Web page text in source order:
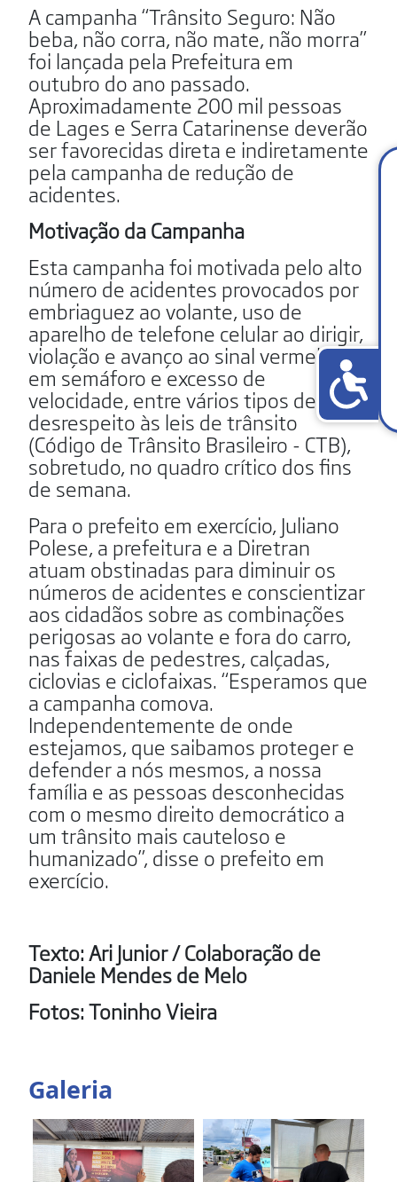
A campanha “Trânsito Seguro: Não
beba, não corra, não mate, não morra”
foi lançada pela Prefeitura em
outubro do ano passado.
Aproximadamente 200 mil pessoas
de Lages e Serra Catarinense deverão
ser favorecidas direta e indiretamente
pela campanha de redução de
acidentes.
Motivação da Campanha
Esta campanha foi motivada pelo alto
número de acidentes provocados por
embriaguez ao volante, uso de
aparelho de telefone celular ao dirigir,
violação e avanço ao sinal vermelho
em semáforo e excesso de
velocidade, entre vários tipos de
desrespeito às leis de trânsito
(Código de Trânsito Brasileiro - CTB),
sobretudo, no quadro crítico dos fins
de semana.
Para o prefeito em exercício, Juliano
Polese, a prefeitura e a Diretran
atuam obstinadas para diminuir os
números de acidentes e conscientizar
aos cidadãos sobre as combinações
perigosas ao volante e fora do carro,
nas faixas de pedestres, calçadas,
ciclovias e ciclofaixas. “Esperamos que
a campanha comova.
Independentemente de onde
estejamos, que saibamos proteger e
defender a nós mesmos, a nossa
família e as pessoas desconhecidas
com o mesmo direito democrático a
um trânsito mais cauteloso e
humanizado”, disse o prefeito em
exercício.
Texto: Ari Junior / Colaboração de
Daniele Mendes de Melo
Fotos: Toninho Vieira
Galeria